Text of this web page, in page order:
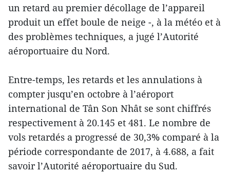
un retard au premier décollage de l’appareil
produit un effet boule de neige -, à la météo et à
des problèmes techniques, a jugé l’Autorité
aéroportuaire du Nord.
Entre-temps, les retards et les annulations à
compter jusqu’en octobre à l’aéroport
international de Tân Son Nhât se sont chiffrés
respectivement à 20.145 et 481. Le nombre de
vols retardés a progressé de 30,3% comparé à la
période correspondante de 2017, à 4.688, a fait
savoir l’Autorité aéroportuaire du Sud.